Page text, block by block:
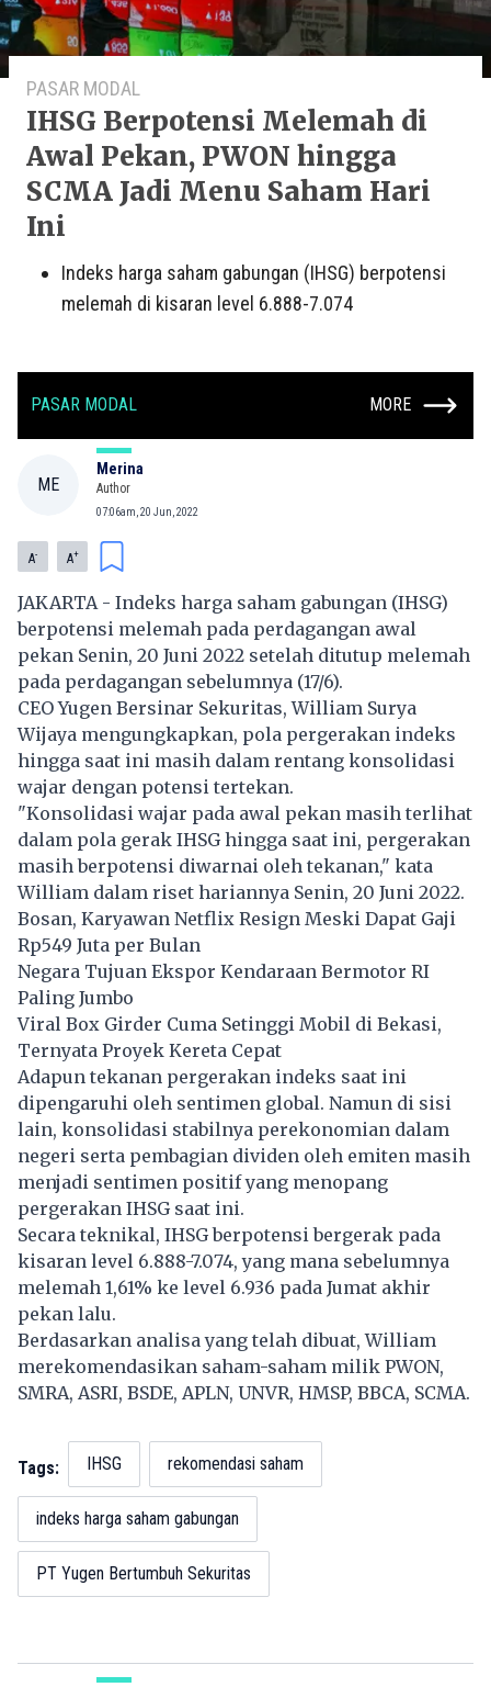
PASAR MODAL
IHSG Berpotensi Melemah di
Awal Pekan, PWON hingga
SCMA Jadi Menu Saham Hari
Ini
Indeks harga saham gabungan (IHSG) berpotensi
melemah di kisaran level 6.888-7.074
PASAR MODAL MORE
ME
Merina
Author
07:06am, 20 Jun, 2022
A- A+
JAKARTA - Indeks harga saham gabungan (IHSG)
berpotensi melemah pada perdagangan awal
pekan Senin, 20 Juni 2022 setelah ditutup melemah
pada perdagangan sebelumnya (17/6).
CEO Yugen Bersinar Sekuritas, William Surya
Wijaya mengungkapkan, pola pergerakan indeks
hingga saat ini masih dalam rentang konsolidasi
wajar dengan potensi tertekan.
"Konsolidasi wajar pada awal pekan masih terlihat
dalam pola gerak IHSG hingga saat ini, pergerakan
masih berpotensi diwarnai oleh tekanan," kata
William dalam riset hariannya Senin, 20 Juni 2022.
Bosan, Karyawan Netflix Resign Meski Dapat Gaji
Rp549 Juta per Bulan
Negara Tujuan Ekspor Kendaraan Bermotor RI
Paling Jumbo
Viral Box Girder Cuma Setinggi Mobil di Bekasi,
Ternyata Proyek Kereta Cepat
Adapun tekanan pergerakan indeks saat ini
dipengaruhi oleh sentimen global. Namun di sisi
lain, konsolidasi stabilnya perekonomian dalam
negeri serta pembagian dividen oleh emiten masih
menjadi sentimen positif yang menopang
pergerakan IHSG saat ini.
Secara teknikal, IHSG berpotensi bergerak pada
kisaran level 6.888-7.074, yang mana sebelumnya
melemah 1,61% ke level 6.936 pada Jumat akhir
pekan lalu.
Berdasarkan analisa yang telah dibuat, William
merekomendasikan saham-saham milik PWON,
SMRA, ASRI, BSDE, APLN, UNVR, HMSP, BBCA, SCMA.
Tags: IHSG rekomendasi saham
indeks harga saham gabungan
PT Yugen Bertumbuh Sekuritas